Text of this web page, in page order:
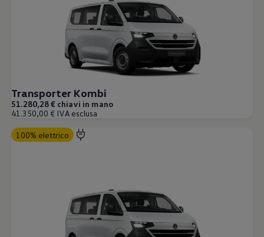
Aggiornamenti software
Aggiornamenti software per ID. Buzz
Car-Net e App-connect
California App
Promozioni
Manutenzione e Servizi
Piani di Manutenzione
Ricambi, Oli Motore e Fluidi
Ruote e Pneumatici
Servizio Officina Mobile
Accessori
Manuale uso e Manutenzione
Il Bar del Lunedì
VanLife Stories
75 anni di Bulli
Guida autonoma
Transporter Kombi
51.280,28 € chiavi in mano
41.350,00 € IVA esclusa
100% elettrico